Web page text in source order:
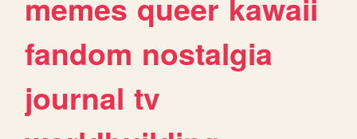
memes queer kawaii
fandom nostalgia
journal tv